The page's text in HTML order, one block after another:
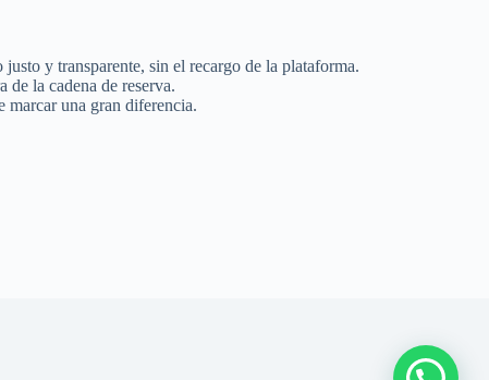
y transparente, sin el recargo de la plataforma.
la cadena de reserva.
marcar una gran diferencia.